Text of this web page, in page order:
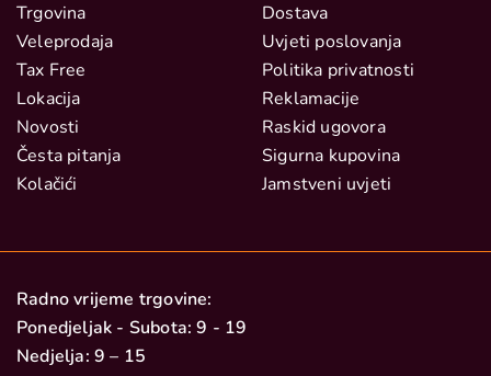
Trgovina
Veleprodaja
Tax Free
Lokacija
Novosti
Česta pitanja
Kolačići
Dostava
Uvjeti poslovanja
Politika privatnosti
Reklamacije
Raskid ugovora
Sigurna kupovina
Jamstveni uvjeti
Radno vrijeme trgovine:
Ponedjeljak - Subota: 9 - 19
Nedjelja: 9 – 15